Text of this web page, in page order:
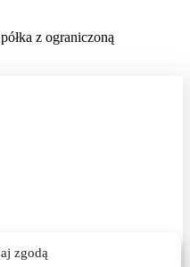
zgodą
z ograniczoną